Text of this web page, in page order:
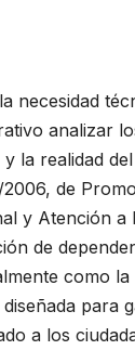
necesidad
analizar
la realidad
de
y Atención a
de
como la
para
a los